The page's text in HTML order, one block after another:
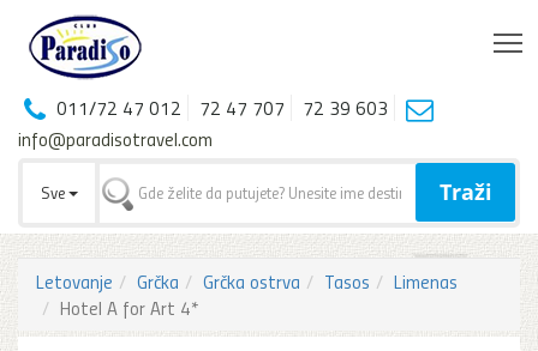
011/72 47 012 72 47 707
72 39 603
info@paradisotravel.com
Sve Traži
Letovanje Grčka Grčka ostrva Tasos
Limenas
Hotel A for Art 4*